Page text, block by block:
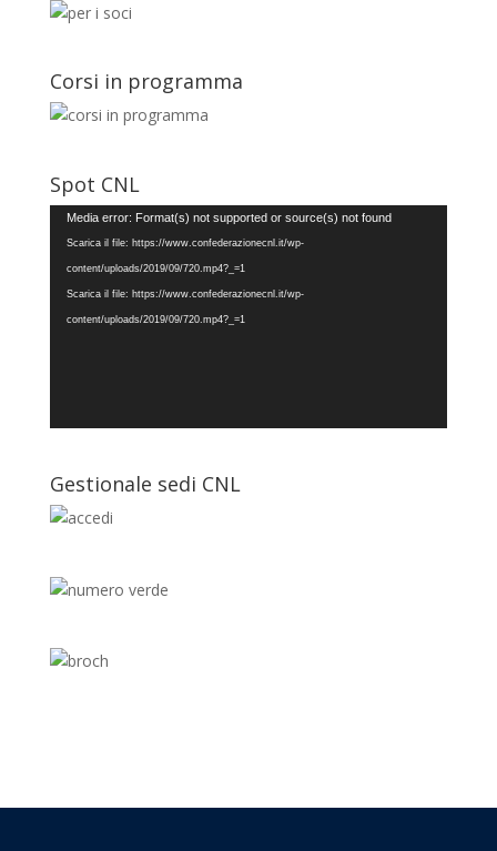
Corsi in programma
Spot CNL
Video
Player
Media error: Format(s) not supported or source(s) not found
Scarica il file: https://www.confederazionecnl.it/wp-
content/uploads/2019/09/720.mp4?_=1
Scarica il file: https://www.confederazionecnl.it/wp-
content/uploads/2019/09/720.mp4?_=1
Gestionale sedi CNL